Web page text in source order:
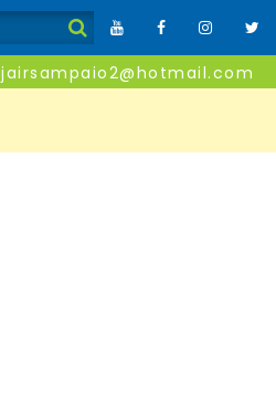
jairsampaio2@hotmail.com